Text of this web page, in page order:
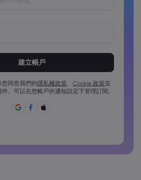
8 到 15 個字元之間
1 個大寫字元
1 個小寫字元
+=:;&lt;&gt;{,[]?,.
同意我們的隱私權政策、 Cookie 政策並
。可以在您帳戶的通知設定下管理訂閱。